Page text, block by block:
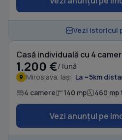
Vezi istoricul
1.200 €/ lună
Miroslava, Iași La ~5km
4 camere 140 mp 460 mp
Vezi anunțul pe